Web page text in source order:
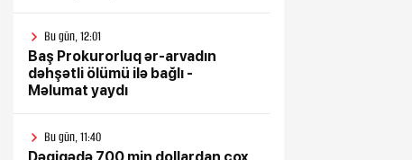
Bu gün, 12:01
Baş Prokurorluq ər-arvadın
dəhşətli ölümü ilə bağlı -
Məlumat yaydı
Bu gün, 11:40